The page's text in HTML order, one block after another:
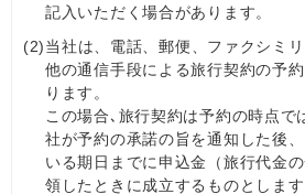
記入いただく場合があります。
(2)当社は、電話、郵便、ファクシミ
他の通信手段による旅行契約の予
ります。
この場合､旅行契約は予約の時点で
社が予約の承諾の旨を通知した後
いる期日までに申込金（旅行代金
領したときに成立するものとしま